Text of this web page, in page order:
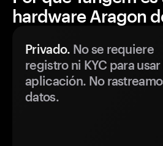
hardware Aragon
Privado. No se requiere
registro ni KYC para usar
aplicación. No
datos.